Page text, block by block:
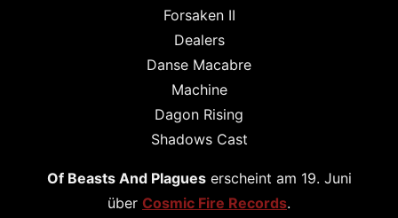
Forsaken II
Dealers
Danse Macabre
Machine
Dagon Rising
Shadows Cast
Of Beasts And Plagueserscheint am 19. Juni
über Cosmic Fire Records.